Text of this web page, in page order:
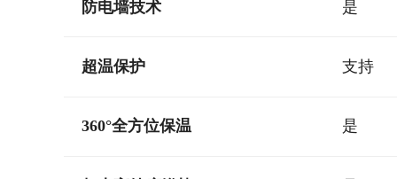
防电墙技术 是
超温保护 支持
360°全方位保温 是